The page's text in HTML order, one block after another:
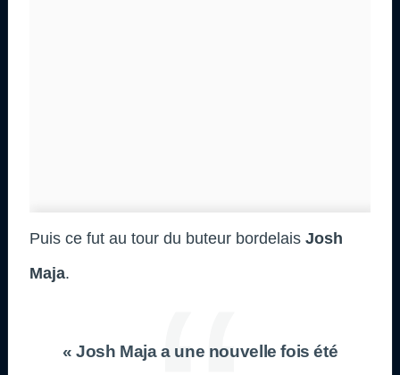
Puis ce fut au tour du buteur bordelais Josh
Maja.
« Josh Maja a une nouvelle fois été